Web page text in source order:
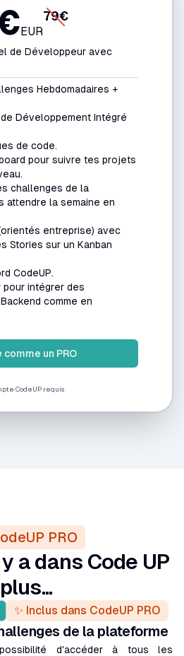
EUR
79€
de Développeur avec
Hebdomadaires +
Développement Intégré
de code.
pour suivre tes projets
challenges de la
attendre la semaine en
entreprise) avec
Stories sur un Kanban
CodeUP.
pour intégrer des
comme en
comme un PRO
CodeUP requis
PRO
a dans Code UP
plus...
✨ Inclus dans CodeUP PRO
de la plateforme
d'accéder à tous les